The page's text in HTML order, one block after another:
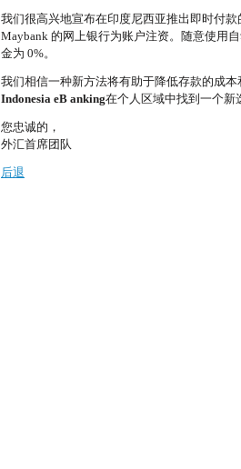
我们很高兴地宣布在印度尼西亚推出即时付
Maybank 的网上银行为账户注资。随意使用
金为 0%。
我们相信一种新方法将有助于降低存款的成
Indonesia eB anking在个人区域中找到一个新
您忠诚的，
外汇首席团队
后退